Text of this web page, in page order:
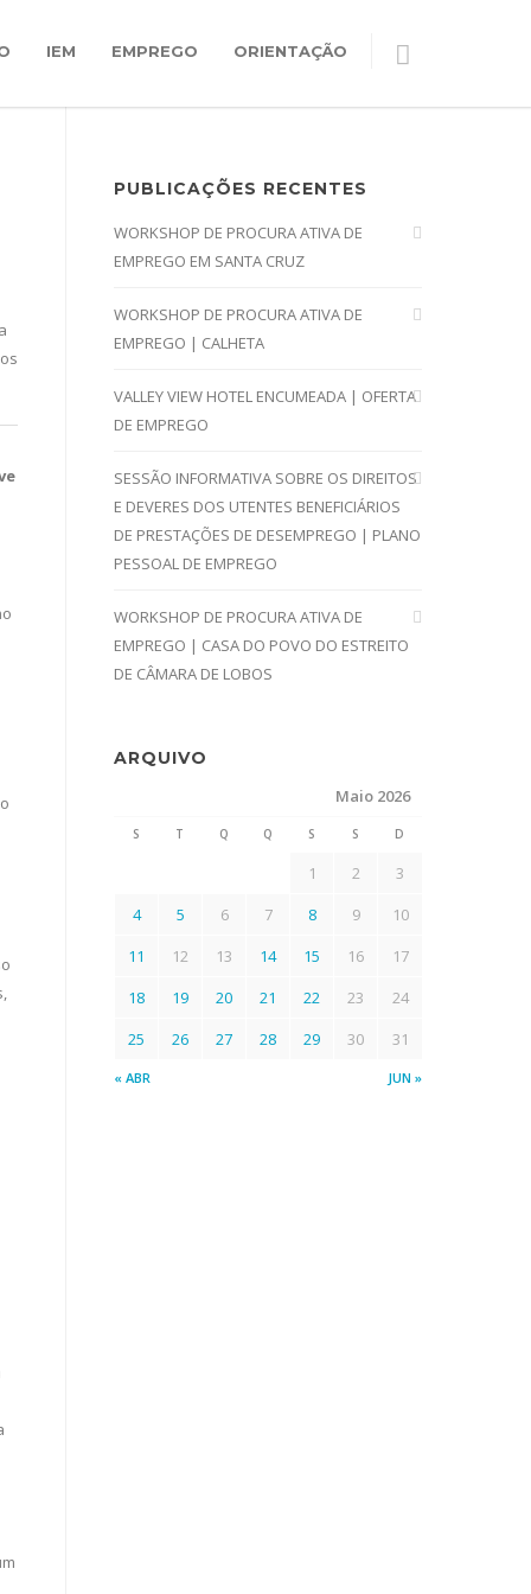
IEM EMPREGO ORIENTAÇÃO
PUBLICAÇÕES RECENTES
WORKSHOP DE PROCURA ATIVA DE
EMPREGO EM SANTA CRUZ
WORKSHOP DE PROCURA ATIVA DE
EMPREGO | CALHETA
VALLEY VIEW HOTEL ENCUMEADA | OFERTA
DE EMPREGO
SESSÃO INFORMATIVA SOBRE OS DIREITOS
E DEVERES DOS UTENTES BENEFICIÁRIOS
DE PRESTAÇÕES DE DESEMPREGO | PLANO
PESSOAL DE EMPREGO
WORKSHOP DE PROCURA ATIVA DE
EMPREGO | CASA DO POVO DO ESTREITO
DE CÂMARA DE LOBOS
ARQUIVO
Maio 2026
S T Q Q S S D
« ABR JUN »
1 2
3
4
5 6 7 8 9
10
11
12 13 14 15 16
17
18
19 20 21 22 23
24
25
26 27 28 29 30 31